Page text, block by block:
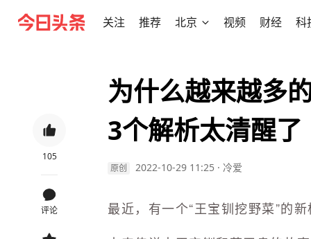
关注 推荐 北京 视频 财经 科
105
评论
为什么越来越多
3个解析太清醒了
原创 2022-10-29 11:25 · 冷爱
最近，有一个“王宝钏挖野菜”的